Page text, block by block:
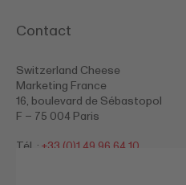
Contact
Switzerland Cheese
Marketing France
16, boulevard de Sébastopol
F – 75 004 Paris
Tél. : +33 (0)1 49 96 64 10